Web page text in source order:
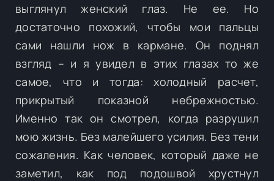
выглянул женский глаз. Не ее. Но
достаточно похожий, чтобы мои пальцы
сами нашли нож в кармане. Он поднял
взгляд – и я увидел в этих глазах то же
самое, что и тогда: холодный расчет,
прикрытый показной небрежностью.
Именно так он смотрел, когда разрушил
мою жизнь. Без малейшего усилия. Без тени
сожаления. Как человек, который даже не
заметил, как под подошвой хрустнул